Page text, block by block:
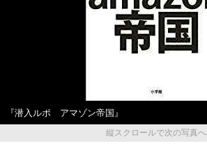
『潜入ルポ アマゾン帝国』
縦スクロールで次の写真へ